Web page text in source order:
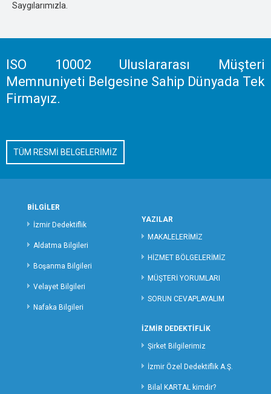
KAHRAMANMARAŞ ÖZEL DEDEKTİFLİK
KIRIKKALE ÖZEL DEDEKTİFLİK
KIRŞEHİR ÖZEL DEDEKTİFLİK
KOCAELİ ÖZEL DEDEKTİFLİK
KİLİS ÖZEL DEDEKTİFLİK
MALATYA ÖZEL DEDEKTİFLİK
MARDİN ÖZEL DEDEKTİFLİK
NEVŞEHİR ÖZEL DEDEKTİFLİK
NİĞDE ÖZEL DEDEKTİFLİK
ORDU ÖZEL DEDEKTİFLİK
Saygılarımızla.
ISO 10002 Uluslararası Müşteri
Memnuniyeti Belgesine Sahip Dünyada Tek
Firmayız.
TÜM RESMİ BELGELERİMİZ
BİLGİLER
İzmir Dedektiflik
Aldatma Bilgileri
Boşanma Bilgileri
Velayet Bilgileri
Nafaka Bilgileri
YAZILAR
MAKALELERİMİZ
HİZMET BÖLGELERİMİZ
MÜŞTERİ YORUMLARI
SORUN CEVAPLAYALIM
İZMİR DEDEKTİFLİK
Şirket Bilgilerimiz
İzmir Özel Dedektiflik A.Ş.
Bilal KARTAL kimdir?